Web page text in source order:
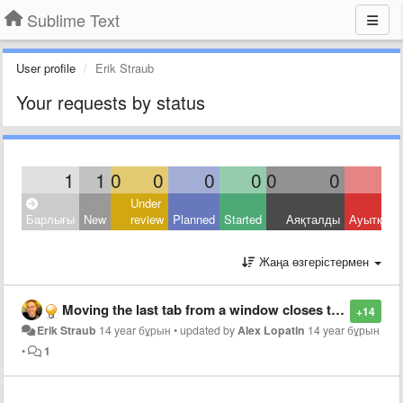
Sublime Text
User profile Erik Straub
Your requests by status
1 1 0 0 0 0 0 0
Барлығы New
Under
review Planned Started Аяқталды
Жаңа өзгерістермен
+14
Moving the last tab from a window closes the window
Erik Straub 14 year бұрын •updated byAlex Lopatin 14 year бұрын
•
1